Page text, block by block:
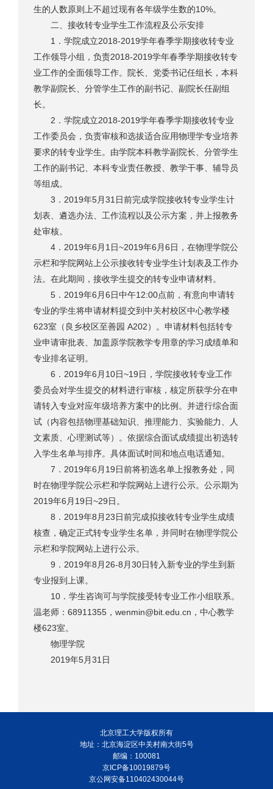
生的人数原则上不超过现有各年级学生数的10%。
二、接收转专业学生工作流程及公示安排
1．学院成立2018-2019学年春季学期接收转专业
工作领导小组，负责2018-2019学年春季学期接收转专
业工作的全面领导工作。院长、党委书记任组长，本科
教学副院长、分管学生工作的副书记、副院长任副组
长。
2．学院成立2018-2019学年春季学期接收转专业
工作委员会，负责审核和选拔适合应用物理学专业培养
要求的转专业学生。由学院本科教学副院长、分管学生
工作的副书记、本科专业责任教授、教学干事、辅导员
等组成。
3．2019年5月31日前完成学院接收转专业学生计
划表、遴选办法、工作流程以及公示方案，并上报教务
处审核。
4．2019年6月1日~2019年6月6日，在物理学院公
示栏和学院网站上公示接收转专业学生计划表及工作办
法。在此期间，接收学生提交的转专业申请材料。
5．2019年6月6日中午12:00点前，有意向申请转
专业的学生将申请材料提交到中关村校区中心教学楼
623室（良乡校区至善园 A202）。申请材料包括转专
业申请审批表、加盖原学院教学专用章的学习成绩单和
专业排名证明。
6．2019年6月10日~19日，学院接收转专业工作
委员会对学生提交的材料进行审核，核定所获学分在申
请转入专业对应年级培养方案中的比例。并进行综合面
试（内容包括物理基础知识、推理能力、实验能力、人
文素质、心理测试等）。依据综合面试成绩提出初选转
入学生名单与排序。具体面试时间和地点电话通知。
7．2019年6月19日前将初选名单上报教务处，同
时在物理学院公示栏和学院网站上进行公示。公示期为
2019年6月19日~29日。
8．2019年8月23日前完成拟接收转专业学生成绩
核查，确定正式转专业学生名单，并同时在物理学院公
示栏和学院网站上进行公示。
9．2019年8月26-8月30日转入新专业的学生到新
专业报到上课。
10．学生咨询可与学院接受转专业工作小组联系。
温老师：68911355， wenmin@bit.edu.cn ，中心教学
楼623室。
物理学院
2019年5月31日
北京理工大学版权所有
地址：北京海淀区中关村南大街5号
邮编：100081
京ICP备10019879号
京公网安备110402430044号